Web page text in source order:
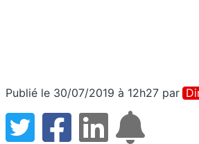
Publié le 30/07/2019 à 12h27 par